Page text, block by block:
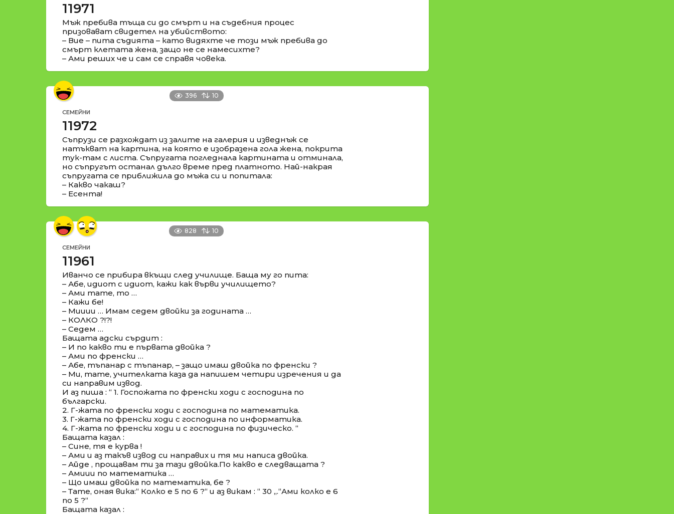
11971
Мъж пребива тъща си до смърт и на съдебния процес
призовават свидетел на убийството:
– Вие – пита съдията – като видяхте че този мъж пребива до
смърт клетата жена, защо не се намесихте?
– Ами реших че и сам се справя човека.
396 10
СЕМЕЙНИ
11972
Съпрузи се разхождат из залите на галерия и изведнъж се
натъкват на картина, на която е изобразена гола жена, покрита
тук-там с листа. Съпругата погледнала картината и отминала,
но съпругът останал дълго време пред платното. Най-накрая
съпругата се приближила до мъжа си и попитала:
– Какво чакаш?
– Есента!
828 10
СЕМЕЙНИ
11961
Иванчо се прибира вкъщи след училище. Баща му го пита:
– Абе, идиот с идиот, кажи как върви училището?
– Ами тате, то …
– Кажи бе!
– Мииии … Имам седем двойки за годината …
– КОЛКО ?!?!
– Седем …
Бащата адски сърдит :
– И по какво ти е първата двойка ?
– Ами по френски …
– Абе, тъпанар с тъпанар, – защо имаш двойка по френски ?
– Ми, тате, учителката каза да напишем четири изречения и да
си направим извод.
И аз пиша : “ 1. Госпожата по френски ходи с господина по
български.
2. Г-жата по френски ходи с господина по математика.
3. Г-жата по френски ходи с господина по информатика.
4. Г-жата по френски ходи и с господина по физическо. “
Бащата казал :
– Сине, тя е курва !
– Ами и аз такъв извод си направих и тя ми написа двойка.
– Айде , прощавам ти за тази двойка.По какво е следващата ?
– Амиии по математика …
– Що имаш двойка по математика, бе ?
– Тате, оная вика:“ Колко е 5 по 6 ?“ и аз викам : “ 30 „.“Ами колко е 6
по 5 ?“
Бащата казал :